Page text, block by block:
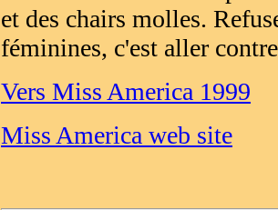
et des chairs molles.
féminines, c'est aller
Vers Miss America 1999
Miss America web site